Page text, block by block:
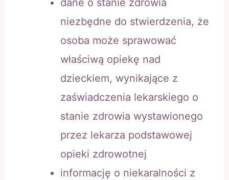
dane o stanie zdrowia
niezbędne do stwierdzenia, że
osoba może sprawować
właściwą opiekę nad
dzieckiem, wynikające z
zaświadczenia lekarskiego o
stanie zdrowia wystawionego
przez lekarza podstawowej
opieki zdrowotnej
informację o niekaralności z